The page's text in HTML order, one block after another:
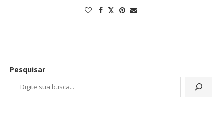
Pesquisar